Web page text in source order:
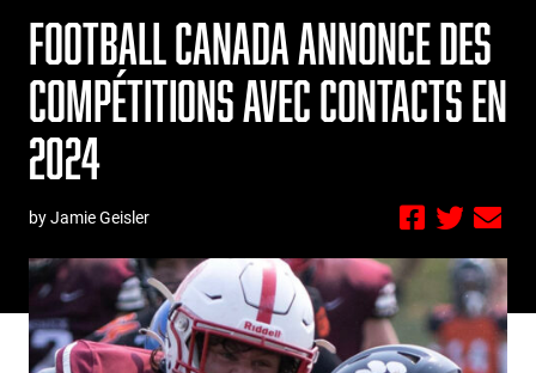
FOOTBALL CANADA ANNONCE DES
COMPÉTITIONS AVEC CONTACTS EN
2024
by Jamie Geisler